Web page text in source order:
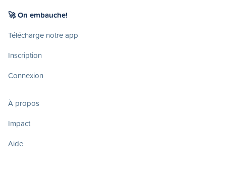
🚀 On embauche!
Télécharge notre app
Inscription
Connexion
À propos
Impact
Aide